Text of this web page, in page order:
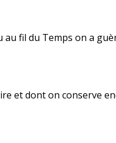
fil du Temps on a
et dont on conserve